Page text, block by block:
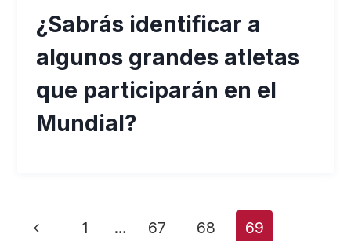
¿Sabrás identificar a
algunos grandes atletas
que participarán en el
Mundial?
Navegación
Página
1 … 67 68 69